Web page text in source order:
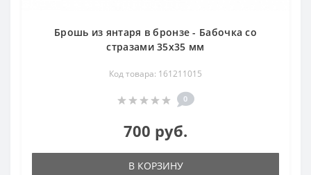
Брошь из янтаря в бронзе - Бабочка со
стразами 35х35 мм
Код товара: 161211015
0
700 руб.
В КОРЗИНУ